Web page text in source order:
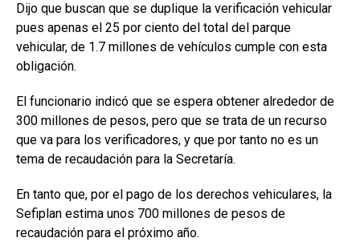
Dijo que buscan que se duplique la verificación vehicular
pues apenas el 25 por ciento del total del parque
vehicular, de 1.7 millones de vehículos cumple con esta
obligación.
El funcionario indicó que se espera obtener alrededor de
300 millones de pesos, pero que se trata de un recurso
que va para los verificadores, y que por tanto no es un
tema de recaudación para la Secretaría.
En tanto que, por el pago de los derechos vehiculares, la
Sefiplan estima unos 700 millones de pesos de
recaudación para el próximo año.